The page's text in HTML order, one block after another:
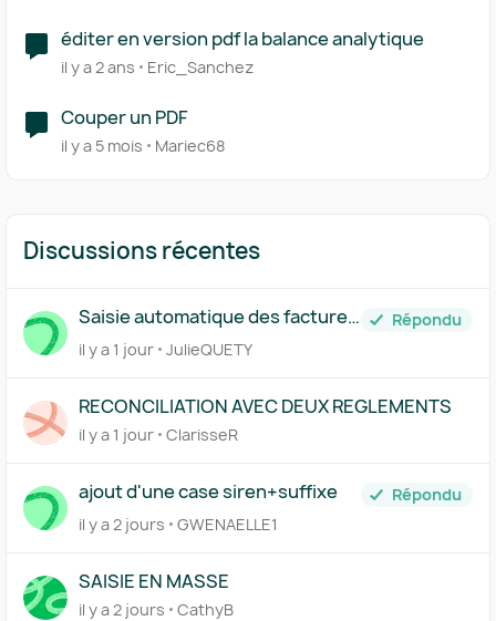
éditer en version pdf la balance analytique
il y a 2 ans Eric_Sanchez
Couper un PDF
il y a 5 mois Mariec68
Discussions récentes
Saisie automatique des factures
traitée par Pennylane
Répondu
il y a 1 jour JulieQUETY
RECONCILIATION AVEC DEUX REGLEMENTS
il y a 1 jour ClarisseR
ajout d'une case siren+suffixe
Répondu
il y a 2 jours
GWENAELLE1
SAISIE EN MASSE
il y a 2 jours CathyB